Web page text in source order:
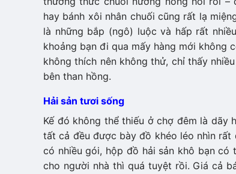
hay bánh xôi nhân chuối cũng rất lạ
là những bắp (ngô) luộc và hấp rất
khoảng bạn đi qua mấy hàng mới không
không thích nên không thử, chỉ thấy
bên than hồng.
Hải sản tươi sống
Kế đó không thể thiếu ở chợ đêm là dãy
tất cả đều được bày đồ khéo léo nhìn
có nhiều gói, hộp đồ hải sản khô bạn có
cho người nhà thì quá tuyệt rồi. Giá cả